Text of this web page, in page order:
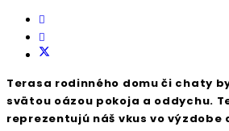
Terasa rodinného domu či chaty
svätou oázou pokoja a oddychu.
reprezentujú náš vkus vo